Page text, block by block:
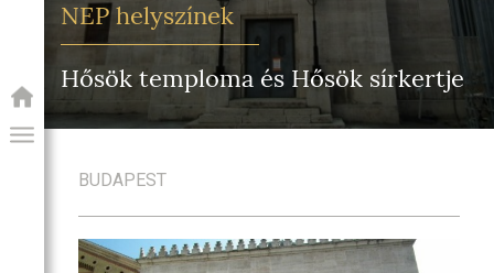
NEP helyszínek
Hősök temploma és Hősök sírkertje
BUDAPEST